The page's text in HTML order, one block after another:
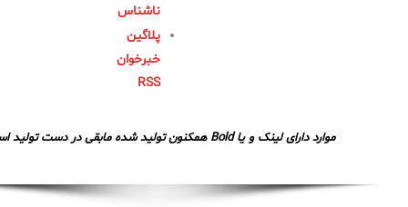
ناشناس
پلاگین
خبرخوان
RSS
موارد دارای لینک و یا Bold همکنون تولید شده مابقی در دست تولید است.